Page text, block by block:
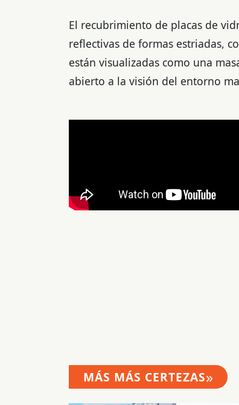
El recubrimiento de placas de
reflectivas de formas estriadas,
están visualizadas como una
abierto a la visión del entorno
MÁS MÁS CERTEZAS»